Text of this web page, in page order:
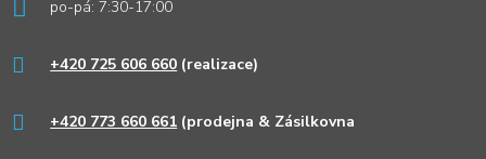
po-pá: 7:30-17:00
+420 725 606 660 (realizace)
+420 773 660 661 (prodejna & Zásilkovna